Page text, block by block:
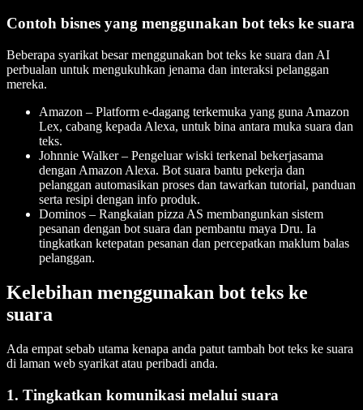
Contoh bisnes yang menggunakan bot teks ke suara
Beberapa syarikat besar menggunakan bot teks ke suara dan AI
perbualan untuk mengukuhkan jenama dan interaksi pelanggan
mereka.
Amazon – Platform e-dagang terkemuka yang guna Amazon
Lex, cabang kepada Alexa, untuk bina antara muka suara dan
teks.
Johnnie Walker – Pengeluar wiski terkenal bekerjasama
dengan Amazon Alexa. Bot suara bantu pekerja dan
pelanggan automasikan proses dan tawarkan tutorial, panduan
serta resipi dengan info produk.
Dominos – Rangkaian pizza AS membangunkan sistem
pesanan dengan bot suara dan pembantu maya Dru. Ia
tingkatkan ketepatan pesanan dan percepatkan maklum balas
pelanggan.
Kelebihan menggunakan bot teks ke
suara
Ada empat sebab utama kenapa anda patut tambah bot teks ke suara
di laman web syarikat atau peribadi anda.
1. Tingkatkan komunikasi melalui suara